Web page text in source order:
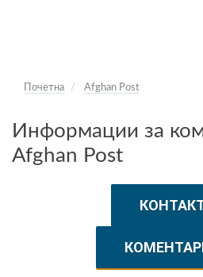
Почетна Afghan Post
Информации за
Afghan Post